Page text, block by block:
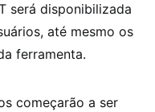
será disponibilizada
até mesmo os
ferramenta.
começarão a ser